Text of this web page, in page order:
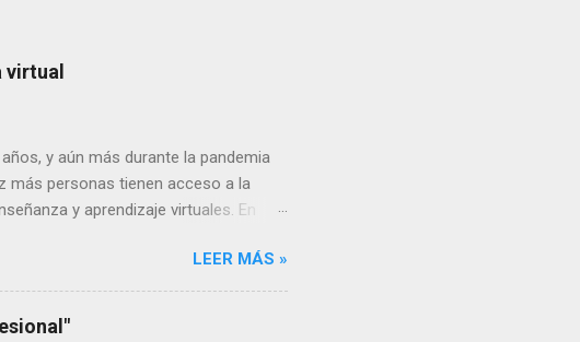
virtual
y aún más durante la pandemia
más personas tienen acceso a la
y aprendizaje virtuales. En
como teléfonos inteligentes y
que el aprendizaje móvil sea una
de aprendizaje ofrecen
LEER MÁS »